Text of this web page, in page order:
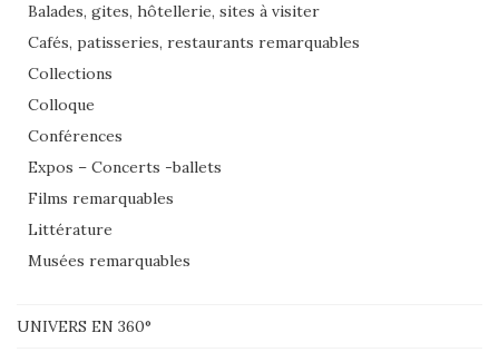
Balades, gites, hôtellerie, sites à visiter
Cafés, patisseries, restaurants remarquables
Collections
Colloque
Conférences
Expos – Concerts -ballets
Films remarquables
Littérature
Musées remarquables
UNIVERS EN 360°